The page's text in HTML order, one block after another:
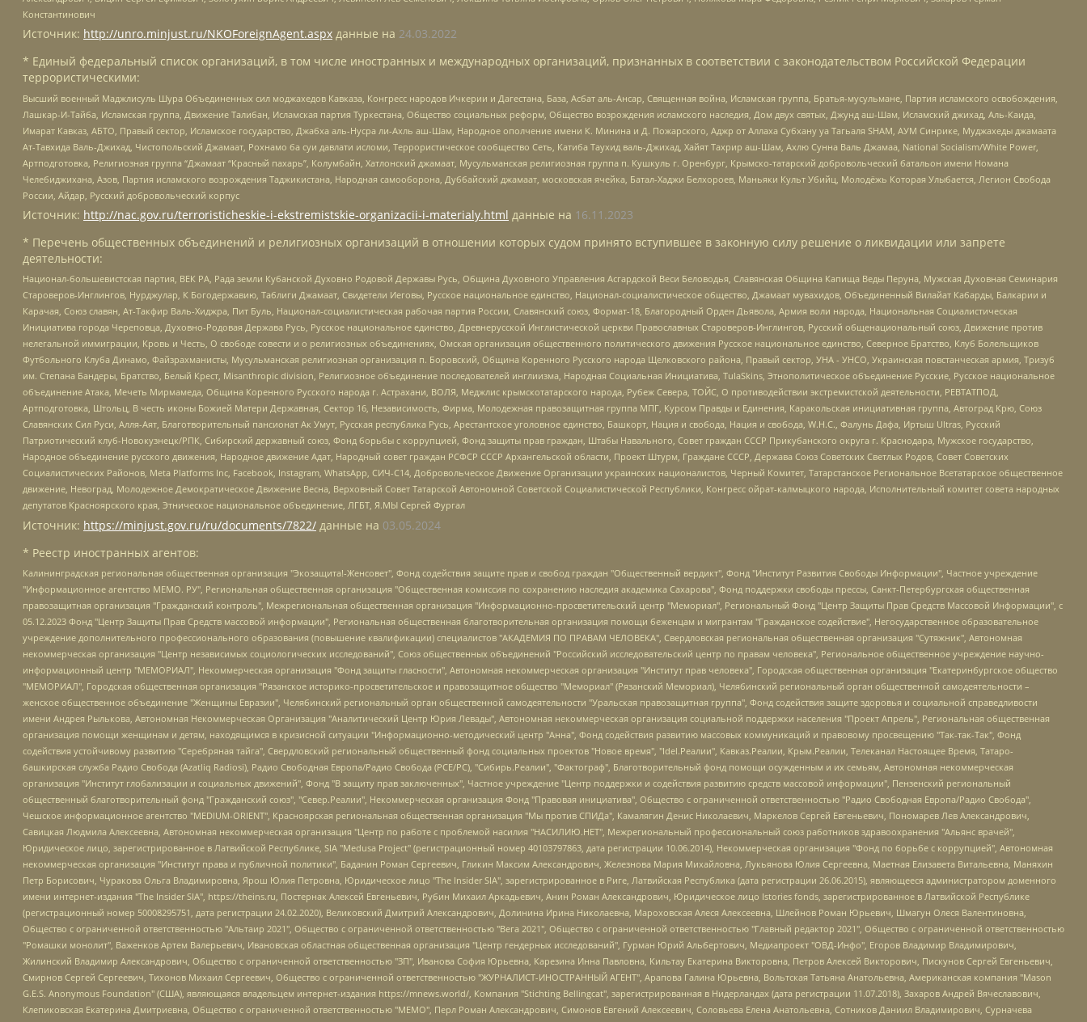
Константинович
Источник: http://unro.minjust.ru/NKOForeignAgent.aspx данные на 24.03.2022
* Единый федеральный список организаций, в том числе иностранных и международных организаций, признанных в соответствии с законодательством Российской Федерации
террористическими:
Высший военный Маджлисуль Шура Объединенных сил моджахедов Кавказа, Конгресс народов Ичкерии и Дагестана, База, Асбат аль-Ансар, Священная война, Исламская группа, Братья-мусульмане, Партия исламского освобождения,
Лашкар-И-Тайба, Исламская группа, Движение Талибан, Исламская партия Туркестана, Общество социальных реформ, Общество возрождения исламского наследия, Дом двух святых, Джунд аш-Шам, Исламский джихад, Аль-Каида,
Имарат Кавказ, АБТО, Правый сектор, Исламское государство, Джабха аль-Нусра ли-Ахль аш-Шам, Народное ополчение имени К. Минина и Д. Пожарского, Аджр от Аллаха Субхану уа Тагьаля SHAM, АУМ Синрике, Муджахеды джамаата
Ат-Тавхида Валь-Джихад, Чистопольский Джамаат, Рохнамо ба суи давлати исломи, Террористическое сообщество Сеть, Катиба Таухид валь-Джихад, Хайят Тахрир аш-Шам, Ахлю Сунна Валь Джамаа, National Socialism/White Power,
Артподготовка, Религиозная группа “Джамаат “Красный пахарь”, Колумбайн, Хатлонский джамаат, Мусульманская религиозная группа п. Кушкуль г. Оренбург, Крымско-татарский добровольческий батальон имени Номана
Челебиджихана, Азов, Партия исламского возрождения Таджикистана, Народная самооборона, Дуббайский джамаат, московская ячейка, Батал-Хаджи Белхороев, Маньяки Культ Убийц, Молодёжь Которая Улыбается, Легион Свобода
России, Айдар, Русский добровольческий корпус
Источник: http://nac.gov.ru/terroristicheskie-i-ekstremistskie-organizacii-i-materialy.html данные на 16.11.2023
* Перечень общественных объединений и религиозных организаций в отношении которых судом принято вступившее в законную силу решение о ликвидации или запрете
деятельности:
Национал-большевистская партия, ВЕК РА, Рада земли Кубанской Духовно Родовой Державы Русь, Община Духовного Управления Асгардской Веси Беловодья, Славянская Община Капища Веды Перуна, Мужская Духовная Семинария
Староверов-Инглингов, Нурджулар, К Богодержавию, Таблиги Джамаат, Свидетели Иеговы, Русское национальное единство, Национал-социалистическое общество, Джамаат мувахидов, Объединенный Вилайат Кабарды, Балкарии и
Карачая, Союз славян, Ат-Такфир Валь-Хиджра, Пит Буль, Национал-социалистическая рабочая партия России, Славянский союз, Формат-18, Благородный Орден Дьявола, Армия воли народа, Национальная Социалистическая
Инициатива города Череповца, Духовно-Родовая Держава Русь, Русское национальное единство, Древнерусской Инглистической церкви Православных Староверов-Инглингов, Русский общенациональный союз, Движение против
нелегальной иммиграции, Кровь и Честь, О свободе совести и о религиозных объединениях, Омская организация общественного политического движения Русское национальное единство, Северное Братство, Клуб Болельщиков
Футбольного Клуба Динамо, Файзрахманисты, Мусульманская религиозная организация п. Боровский, Община Коренного Русского народа Щелковского района, Правый сектор, УНА - УНСО, Украинская повстанческая армия, Тризуб
им. Степана Бандеры, Братство, Белый Крест, Misanthropic division, Религиозное объединение последователей инглиизма, Народная Социальная Инициатива, TulaSkins, Этнополитическое объединение Русские, Русское национальное
объединение Атака, Мечеть Мирмамеда, Община Коренного Русского народа г. Астрахани, ВОЛЯ, Меджлис крымскотатарского народа, Рубеж Севера, ТОЙС, О противодействии экстремистской деятельности, РЕВТАТПОД,
Артподготовка, Штольц, В честь иконы Божией Матери Державная, Сектор 16, Независимость, Фирма, Молодежная правозащитная группа МПГ, Курсом Правды и Единения, Каракольская инициативная группа, Автоград Крю, Союз
Славянских Сил Руси, Алля-Аят, Благотворительный пансионат Ак Умут, Русская республика Русь, Арестантское уголовное единство, Башкорт, Нация и свобода, Нация и свобода, W.H.С., Фалунь Дафа, Иртыш Ultras, Русский
Патриотический клуб-Новокузнецк/РПК, Сибирский державный союз, Фонд борьбы с коррупцией, Фонд защиты прав граждан, Штабы Навального, Совет граждан СССР Прикубанского округа г. Краснодара, Мужское государство,
Народное объединение русского движения, Народное движение Адат, Народный совет граждан РСФСР СССР Архангельской области, Проект Штурм, Граждане СССР, Держава Союз Советских Светлых Родов, Совет Советских
Социалистических Районов, Meta Platforms Inc, Facebook, Instagram, WhatsApp, СИЧ-С14, Добровольческое Движение Организации украинских националистов, Черный Комитет, Татарстанское Региональное Всетатарское общественное
движение, Невоград, Молодежное Демократическое Движение Весна, Верховный Совет Татарской Автономной Советской Социалистической Республики, Конгресс ойрат-калмыцкого народа, Исполнительный комитет совета народных
депутатов Красноярского края, Этническое национальное объединение, ЛГБТ, Я.МЫ Сергей Фургал
Источник: https://minjust.gov.ru/ru/documents/7822/ данные на 03.05.2024
* Реестр иностранных агентов:
Калининградская региональная общественная организация "Экозащита!-Женсовет", Фонд содействия защите прав и свобод граждан "Общественный вердикт", Фонд "Институт Развития Свободы Информации", Частное учреждение "Информационное агентство МЕМО. РУ", Региональная общественная организация "Общественная комиссия по сохранению наследия академика Сахарова", Фонд поддержки свободы прессы, Санкт-Петербургская общественная правозащитная организация "Гражданский контроль", Межрегиональная общественная организация "Информационно-просветительский центр "Мемориал", Региональный Фонд "Центр Защиты Прав Средств Массовой Информации", с 05.12.2023 Фонд "Центр Защиты Прав Средств массовой информации", Региональная общественная благотворительная организация помощи беженцам и мигрантам "Гражданское содействие", Негосударственное образовательное учреждение дополнительного профессионального образования (повышение квалификации) специалистов "АКАДЕМИЯ ПО ПРАВАМ ЧЕЛОВЕКА", Свердловская региональная общественная организация "Сутяжник", Автономная некоммерческая организация "Центр независимых социологических исследований", Союз общественных объединений "Российский исследовательский центр по правам человека", Региональное общественное учреждение научно-информационный центр "МЕМОРИАЛ", Некоммерческая организация "Фонд защиты гласности", Автономная некоммерческая организация "Институт прав человека", Городская общественная организация "Екатеринбургское общество "МЕМОРИАЛ", Городская общественная организация "Рязанское историко-просветительское и правозащитное общество "Мемориал" (Рязанский Мемориал), Челябинский региональный орган общественной самодеятельности – женское общественное объединение "Женщины Евразии", Челябинский региональный орган общественной самодеятельности "Уральская правозащитная группа", Фонд содействия защите здоровья и социальной справедливости имени Андрея Рылькова, Автономная Некоммерческая Организация "Аналитический Центр Юрия Левады", Автономная некоммерческая организация социальной поддержки населения "Проект Апрель", Региональная общественная организация помощи женщинам и детям, находящимся в кризисной ситуации "Информационно-методический центр "Анна", Фонд содействия развитию массовых коммуникаций и правовому просвещению "Так-так-Так", Фонд содействия устойчивому развитию "Серебряная тайга", Свердловский региональный общественный фонд социальных проектов "Новое время", "Idel.Реалии", Кавказ.Реалии, Крым.Реалии, Телеканал Настоящее Время, Татаро-башкирская служба Радио Свобода (Azatliq Radiosi), Радио Свободная Европа/Радио Свобода (PCE/PC), "Сибирь.Реалии", "Фактограф", Благотворительный фонд помощи осужденным и их семьям, Автономная некоммерческая организация "Институт глобализации и социальных движений", Фонд "В защиту прав заключенных", Частное учреждение "Центр поддержки и содействия развитию средств массовой информации", Пензенский региональный общественный благотворительный фонд "Гражданский союз", "Север.Реалии", Некоммерческая организация Фонд "Правовая инициатива", Общество с ограниченной ответственностью "Радио Свободная Европа/Радио Свобода", Чешское информационное агентство "MEDIUM-ORIENT", Красноярская региональная общественная организация "Мы против СПИДа", Камалягин Денис Николаевич, Маркелов Сергей Евгеньевич, Пономарев Лев Александрович, Савицкая Людмила Алексеевна, Автономная некоммерческая организация "Центр по работе с проблемой насилия "НАСИЛИЮ.НЕТ", Межрегиональный профессиональный союз работников здравоохранения "Альянс врачей", Юридическое лицо, зарегистрированное в Латвийской Республике, SIA "Medusa Project" (регистрационный номер 40103797863, дата регистрации 10.06.2014), Некоммерческая организация "Фонд по борьбе с коррупцией", Автономная некоммерческая организация "Институт права и публичной политики", Баданин Роман Сергеевич, Гликин Максим Александрович, Железнова Мария Михайловна, Лукьянова Юлия Сергеевна, Маетная Елизавета Витальевна, Маняхин Петр Борисович, Чуракова Ольга Владимировна, Ярош Юлия Петровна, Юридическое лицо "The Insider SIA", зарегистрированное в Риге, Латвийская Республика (дата регистрации 26.06.2015), являющееся администратором доменного имени интернет-издания "The Insider SIA", https://theins.ru, Постернак Алексей Евгеньевич, Рубин Михаил Аркадьевич, Анин Роман Александрович, Юридическое лицо Istories fonds, зарегистрированное в Латвийской Республике (регистрационный номер 50008295751, дата регистрации 24.02.2020), Великовский Дмитрий Александрович, Долинина Ирина Николаевна, Мароховская Алеся Алексеевна, Шлейнов Роман Юрьевич, Шмагун Олеся Валентиновна, Общество с ограниченной ответственностью "Альтаир 2021", Общество с ограниченной ответственностью "Вега 2021", Общество с ограниченной ответственностью "Главный редактор 2021", Общество с ограниченной ответственностью "Ромашки монолит", Важенков Артем Валерьевич, Ивановская областная общественная организация "Центр гендерных исследований", Гурман Юрий Альбертович, Медиапроект "ОВД-Инфо", Егоров Владимир Владимирович, Жилинский Владимир Александрович, Общество с ограниченной ответственностью "ЗП", Иванова София Юрьевна, Карезина Инна Павловна, Кильтау Екатерина Викторовна, Петров Алексей Викторович, Пискунов Сергей Евгеньевич, Смирнов Сергей Сергеевич, Тихонов Михаил Сергеевич, Общество с ограниченной ответственностью "ЖУРНАЛИСТ-ИНОСТРАННЫЙ АГЕНТ", Арапова Галина Юрьевна, Вольтская Татьяна Анатольевна, Американская компания "Mason G.E.S. Anonymous Foundation" (США), являющаяся владельцем интернет-издания https://mnews.world/, Компания "Stichting Bellingcat", зарегистрированная в Нидерландах (дата регистрации 11.07.2018), Захаров Андрей Вячеславович, Клепиковская Екатерина Дмитриевна, Общество с ограниченной ответственностью "МЕМО", Перл Роман Александрович, Симонов Евгений Алексеевич, Соловьева Елена Анатольевна, Сотников Даниил Владимирович, Сурначева Елизавета Дмитриевна, Автономная некоммерческая организация по защите прав человека и информированию населения "Якутия – Наше Мнение", Общество с ограниченной ответственностью "Москоу диджитал медиа", с 26.01.2023 Общество с ограниченной ответственностью "Чайка Белые сады", Ветошкина Валерия Валерьевна, Заговора Максим Александрович, Межрегиональное общественное движение "Российская ЛГБТ - сеть", Оленичев Максим Владимирович, Павлов Иван Юрьевич, Скворцова Елена Сергеевна, Общество с ограниченной ответственностью "Как бы инагент", Кочетков Игорь Викторович, Общество с ограниченной ответственностью "Честные выборы", Еланчик Олег Александрович, Общество с ограниченной ответственностью "Нобелевский призыв", Гималова Регина Эмилевна, Григорьев Андрей Валерьевич, Григорьева Алина Александровна, Ассоциация по содействию защите прав призывников, альтернативнослужащих и военнослужащих "Правозащитная группа "Гражданин.Армия.Право", Хисамова Регина Фаритовна, Автономная некоммерческая организация по реализации социально-правовых программ "Лилит", Дальневосточное общественное движение "Маяк", Санкт-Петербургская ЛГБТ-инициативная группа "Выход", Инициативная группа ЛГБТ+ "Реверс", Алексеев Андрей Викторович, Бекбулатова Таисия Львовна, Беляев Иван Михайлович, Владыкина Елена Сергеевна, Гельман Марат Александрович, Никульшина Вероника Юрьевна, Толоконникова Надежда Андреевна, Шендерович Виктор Анатольевич, Общество с ограниченной ответственностью "Данное сообщение", Общество с ограниченной ответственностью Издательский дом "Новая глава", Айнбиндер Александра Александровна, Московский комьюнити-центр для ЛГБТ+инициатив, Благотворительный фонд развития филантропии, Deutsche Welle (Германия, Kurt-Schumacher-Strasse 3, 53113 Bonn), Борзунова Мария Михайловна, Воробьев Виктор Викторович, Голубева Анна Львовна, Константинова Алла Михайловна, Малкова Ирина Владимировна, Мурадов Мурад Абдулгалимович, Осетинская Елизавета Николаевна, Понасенков Евгений Николаевич, Ганапольский Матвей Юрьевич, Киселев Евгений Алексеевич, Борухович Ирина Григорьевна, Дремин Иван Тимофеевич, Дубровский Дмитрий Викторович, Красноярская региональная общественная организация поддержки и развития альтернативных образовательных технологий и межкультурных коммуникаций "ИНТЕРРА", Маяковская Екатерина Алексеевна, Фейгин Марк Захарович, Филимонов Андрей Викторович, Дзугкоева Регина Николаевна, Доброхотов Роман Александрович, Дудь Юрий Александрович, Елкин Сергей Владимирович, Кругликов Кирилл Игоревич, Сабунаева Мария Леонидовна, Семенов Алексей Владимирович, Шаинян Карен Багратович, Шульман Екатерина Михайловна, Асафьев Артур Валерьевич, Вахштайн Виктор Семенович, Венедиктов Алексей Алексеевич, Лушникова Екатерина Евгеньевна, Волков Леонид Михайлович, Невзоров Александр Глебович, Пархоменко Сергей Борисович, Сироткин Ярослав Николаевич, Кара-Мурза Владимир Владимирович, Баранова Наталья Владимировна, Гозман Леонид Яковлевич, Кагарлицкий Борис Юльевич, Климарев Михаил Валерьевич, Милов Владимир Станиславович, Автономная некоммерческая организация Краснодарский центр современного искусства "Типография", Моргенштерн Алишер Тагирович, Соболь Любовь Эдуардовна, Общество с ограниченной ответственностью "ЛИЗА НОРМ", Каспаров Гарри Кимович, Ходорковский Михаил Борисович, Общество с ограниченной ответственностью "Апрельские тезисы", Данилович Ирина Брониславовна, Кашин Олег Владимирович, Петров Николай Владимирович, Пивоваров Алексей Владимирович, Соколов Михаил Владимирович, Цветкова Юлия Владимировна, Чичваркин Евгений Александрович, Комитет против пыток/Команда против пыток, Общество с ограниченной ответственностью "Первый научный", Общество с ограниченной ответственностью "Вертолет и ко", Белоцерковская Вероника Борисовна, Кац Максим Евгеньевич, Лазарева Татьяна Юрьевна, Шаведдинов Руслан Табризович, Яшин Илья Валерьевич, Общество с ограниченной ответственностью "Иноагент ААВ", Алешковский Дмитрий Петрович, Альбац Евгения Марковна, Быков Дмитрий Львович, Галямина Юлия Евгеньевна, Лойко Сергей Леонидович, Мартынов Кирилл Константинович, Медведев Сергей Александрович, Крашенинников Федор Геннадиевич, Гордеева Катерина Вл